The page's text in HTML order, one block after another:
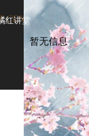
CENTER
暂无信息
红讲堂